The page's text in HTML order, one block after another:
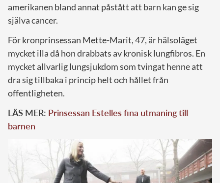
amerikanen bland annat påstått att barn kan ge sig
själva cancer.
För kronprinsessan Mette-Marit, 47, är hälsoläget
mycket illa då hon drabbats av kronisk lungfibros. En
mycket allvarlig lungsjukdom som tvingat henne att
dra sig tillbaka i princip helt och hållet från
offentligheten.
LÄS MER: Prinsessan Estelles fina utmaning till
barnen